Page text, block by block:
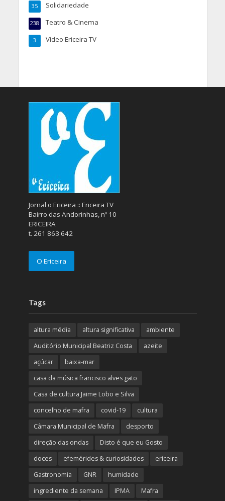
Solidariedade
35
Teatro & Cinema
238
Vídeo Ericeira TV
3
Jornal o Ericeira :: Ericeira TV
Bairro das Andorinhas, nº 10
ERICEIRA
t. 261 863 642
O Ericeira
Tags
altura média altura significativa
ambiente
Auditório Municipal Beatriz Costa
azeite
açúcar
baixa-mar
casa da música francisco alves gato
Casa de cultura Jaime Lobo e Silva
concelho de mafra
covid-19
cultura
Câmara Municipal de Mafra
desporto
direção das ondas
Disto é que eu Gosto
doces
efemérides & curiosidades
ericeira
Gastronomia
GNR
humidade
ingrediente da semana
IPMA Mafra